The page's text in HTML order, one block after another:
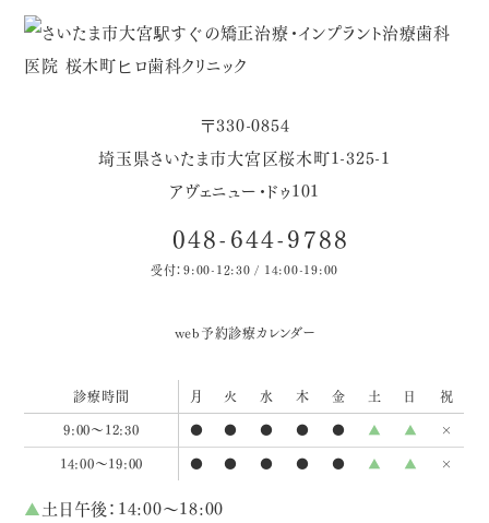
〒330-0854
埼玉県さいたま市大宮区桜木町1-325-1
アヴェニュー・ドゥ101
048-644-9788
受付：9:00-12:30 / 14:00-19:00
web予約診療カレンダー
診療時間 月 火 水 木 金 土 日
祝
9:00～12:30
● ● ● ● ● ▲ ▲
×
14:00～19:00
● ● ● ● ● ▲ ▲ ×
▲土日午後：14:00～18:00